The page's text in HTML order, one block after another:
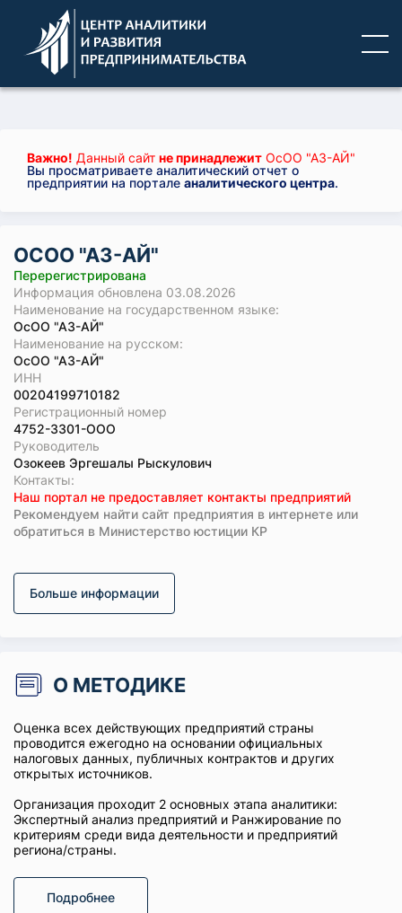
Важно! Данный сайт не принадлежит ОсОО "АЗ-АЙ"
Вы просматриваете аналитический отчет о
предприятии на портале аналитического центра.
ОСОО "АЗ-АЙ"
Перерегистрирована
Информация обновлена 03.08.2026
Наименование на государственном языке:
ОсОО "АЗ-АЙ"
Наименование на русском:
ОсОО "АЗ-АЙ"
ИНН
00204199710182
Регистрационный номер
4752-3301-ООО
Руководитель
Озокеев Эргешалы Рыскулович
Koнтaкты:
Наш портал не предоставляет контакты предприятий
Рекомендуем найти сайт предприятия в интернете или
обратиться в Министерство юстиции КР
Больше информации
О МЕТОДИКЕ
Оценка всех действующих предприятий страны
проводится ежегодно на основании официальных
налоговых данных, публичных контрактов и других
открытых источников.
Организация проходит 2 основных этапа аналитики:
Экспертный анализ предприятий и Ранжирование по
критериям среди вида деятельности и предприятий
региона/страны.
Подробнее